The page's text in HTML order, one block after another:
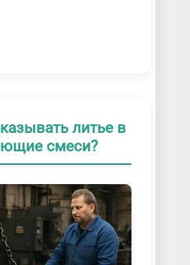
литье в
смеси?